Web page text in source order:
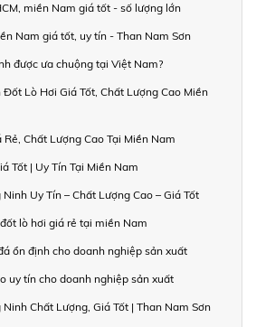
miền Nam giá tốt - số lượng lớn
Nam giá tốt, uy tín - Than Nam Sơn
được ưa chuộng tại Việt Nam?
Lò Hơi Giá Tốt, Chất Lượng Cao Miền
Chất Lượng Cao Tại Miền Nam
Tốt | Uy Tín Tại Miền Nam
Uy Tín – Chất Lượng Cao – Giá Tốt
lò hơi giá rẻ tại miền Nam
ổn định cho doanh nghiệp sản xuất
uy tín cho doanh nghiệp sản xuất
Chất Lượng, Giá Tốt | Than Nam Sơn